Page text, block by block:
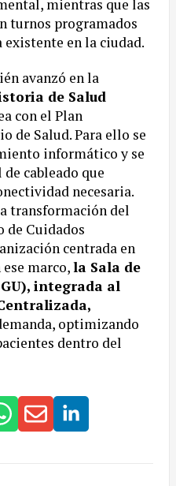
mientras que las
turnos programados
existente en la ciudad.
avanzó en la
de Salud
con el Plan
de Salud. Para ello se
informático y se
cableado que
necesaria.
transformación del
de Cuidados
centrada en
marco,la Sala de
integrada al
optimizando
dentro del